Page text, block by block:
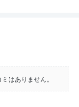
はありません。